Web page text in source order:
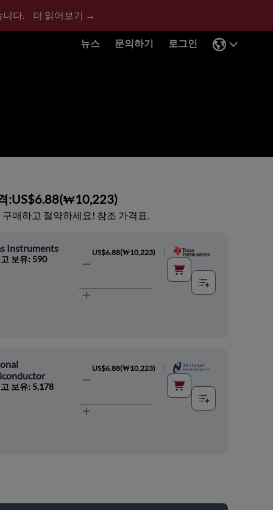
니다. 더 읽어보기 →
뉴스 문의하기 로그인
:US$6.88(₩10,223)
구매하고 절약하세요! 참조 가격표.
Instruments
보유: 590
US$6.88(₩10,223)
보유: 5,178
US$6.88(₩10,223)